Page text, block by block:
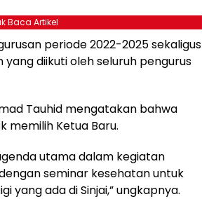
Baca Artikel
periode 2022-2025 sekaligus
diikuti oleh seluruh pengurus
Tauhid mengatakan bahwa
memilih Ketua Baru.
utama dalam kegiatan
seminar kesehatan untuk
ada di Sinjai,” ungkapnya.